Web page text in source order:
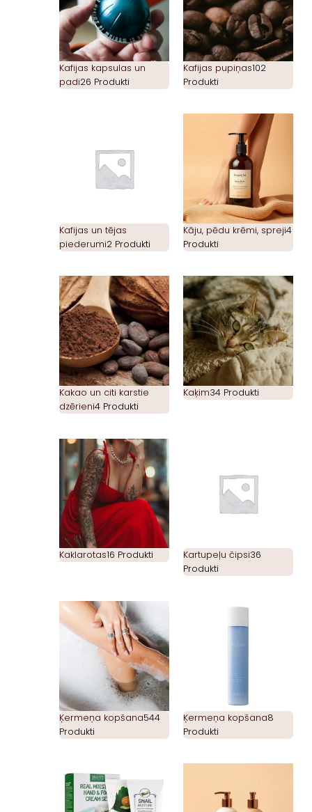
Kafijas kapsulas un
padi26 Produkti
Kafijas pupiņas102
Produkti
Kafijas un tējas
piederumi2 Produkti
Kāju, pēdu krēmi, spreji4
Produkti
Kakao un citi karstie
dzērieni4 Produkti
Kaķim34 Produkti
Kaklarotas16 Produkti Kartupeļu čipsi36
Produkti
Ķermeņa kopšana544
Produkti
Ķermeņa kopšana8
Produkti